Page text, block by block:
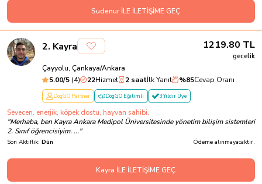
Sudenur İLE İLETİŞİME GEÇ
2. Kayra 1219.80 TL
gecelik
Çayyolu, Çankaya/Ankara
5.00/5 (4) 22Hizmet 2 saatİlk Yanıt %85Cevap Oranı
DogGO Partner DogGO Eğitimli 3 Yıldır Üye
Sevecen, enerjik, köpek dostu, hayvan sahibi,
"Merhaba, ben Kayra Ankara Medipol Üniversitesinde yönetim bilişim sistemleri
2. Sınıf öğrencisiyim. ..."
Son Aktiflik: Dün Ödeme alınmayacaktır.
Kayra İLE İLETİŞİME GEÇ